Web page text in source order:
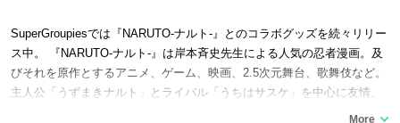
SuperGroupiesでは『NARUTO-ナルト-』とのコラボグッズを続々リリー
ス中。 『NARUTO-ナルト-』は岸本斉史先生による人気の忍者漫画。及
びそれを原作とするアニメ、ゲーム、映画、2.5次元舞台、歌舞伎など。
主人公「うずまきナルト」とライバル「うちはサスケ」を中心に友情、
裏切りと復讐、師弟や家族の絆を巡る物語。原作は週刊少年ジャンプに